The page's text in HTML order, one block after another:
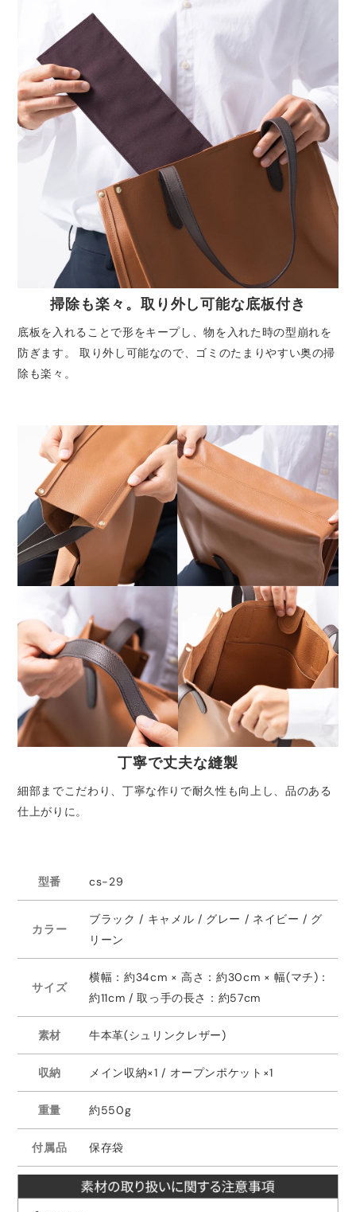
掃除も楽々。取り外し可能な底板付き
底板を入れることで形をキープし、物を入れた時の型崩れを
防ぎます。 取り外し可能なので、ゴミのたまりやすい奥の掃
除も楽々。
丁寧で丈夫な縫製
細部までこだわり、丁寧な作りで耐久性も向上し、品のある
仕上がりに。
型番 cs-29
カラー
ブラック / キャメル / グレー / ネイビー / グ
リーン
サイズ
横幅：約34cm × 高さ：約30cm × 幅(マチ)：
約11cm / 取っ手の長さ：約57cm
素材 牛本革(シュリンクレザー)
収納 メイン収納×1 / オープンポケット×1
重量 約550g
付属品 保存袋